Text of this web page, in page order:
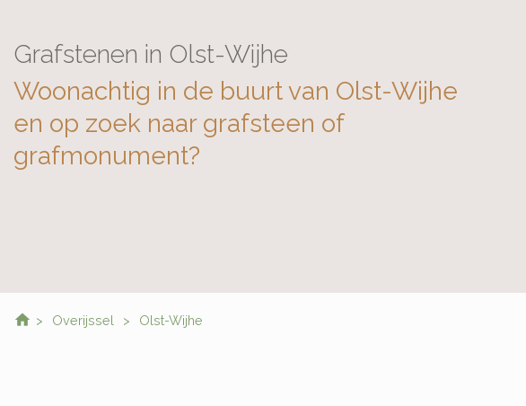
Grafstenen in Olst-Wijhe
Woonachtig in de buurt van Olst-Wijhe
en op zoek naar grafsteen of
grafmonument?
Overijssel Olst-Wijhe